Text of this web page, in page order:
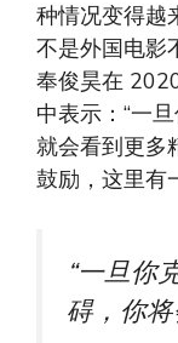
种情况变得越
不是外国电影
奉俊昊在
中表示：“一
就会看到更多
鼓励，这里有
“一旦你
碍，你